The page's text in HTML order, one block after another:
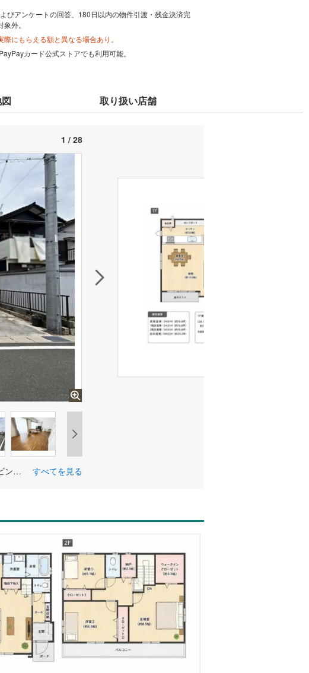
びアンケートの回答、180日以内の物件引渡・残金決済完
外。
にもらえる額と異なる場合あり。
カード公式ストアでも利用可能。
取り扱い店舗
1 / 28
収納充実「3SLDK」使い方自由な納戸完備！主寝室にはWIC完備。リビング収納。室内設備充実。駐車3台可能。 すべてを見る